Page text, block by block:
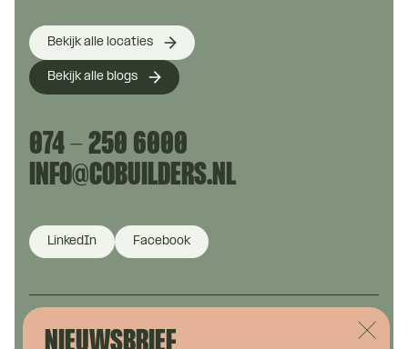
Bekijk alle locaties
Bekijk alle blogs
074 - 250 6000
INFO@COBUILDERS.NL
LinkedIn Facebook